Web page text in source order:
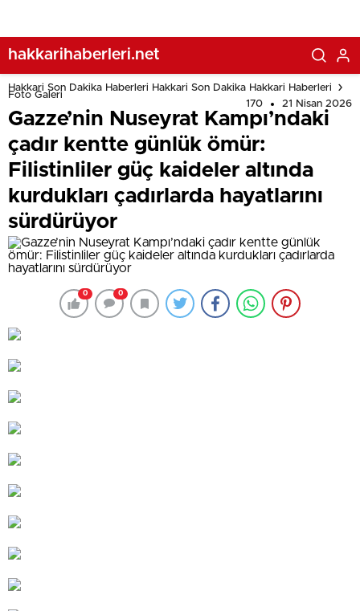
hakkarihaberleri.net
Hakkari Son Dakika Haberleri Hakkari Son Dakika Hakkari Haberleri
Foto Galeri
170
21 Nisan 2026
Gazze’nin Nuseyrat Kampı’ndaki
çadır kentte günlük ömür:
Filistinliler güç kaideler altında
kurdukları çadırlarda hayatlarını
sürdürüyor
0 0